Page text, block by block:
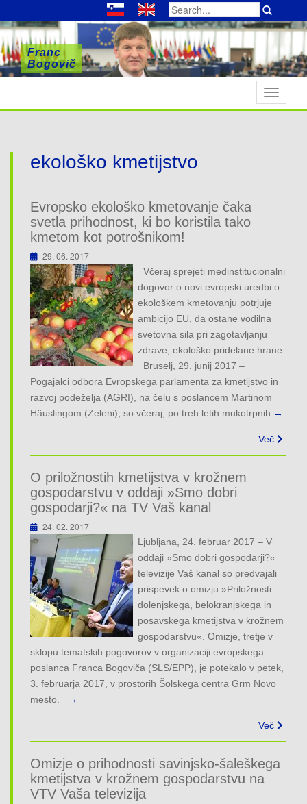
Search
for:
Franc
Bogovič
Franc
Bogovič
Franc
Bogovič
T
o
a
i
ekološko kmetijstvo
Evropsko ekološko kmetovanje čaka
svetla prihodnost, ki bo koristila tako
kmetom kot potrošnikom!
29. 06. 2017
Včeraj sprejeti medinstitucionalni
dogovor o novi evropski uredbi o
ekološkem kmetovanju potrjuje
ambicijo EU, da ostane vodilna
svetovna sila pri zagotavljanju
zdrave, ekološko pridelane hrane.
Bruselj, 29. junij 2017 –
Pogajalci odbora Evropskega parlamenta za kmetijstvo in
razvoj podeželja (AGRI), na čelu s poslancem Martinom
Häuslingom (Zeleni), so včeraj, po treh letih mukotrpnih →
Več
O priložnostih kmetijstva v krožnem
gospodarstvu v oddaji »Smo dobri
gospodarji?« na TV Vaš kanal
24. 02. 2017
Ljubljana, 24. februar 2017 – V
oddaji »Smo dobri gospodarji?«
televizije Vaš kanal so predvajali
prispevek o omizju »Priložnosti
dolenjskega, belokranjskega in
posavskega kmetijstva v krožnem
gospodarstvu«. Omizje, tretje v
sklopu tematskih pogovorov v organizaciji evropskega
poslanca Franca Bogoviča (SLS/EPP), je potekalo v petek,
3. februarja 2017, v prostorih Šolskega centra Grm Novo
mesto.
→
Več
Omizje o prihodnosti savinjsko-šaleškega
kmetijstva v krožnem gospodarstvu na
VTV Vaša televizija